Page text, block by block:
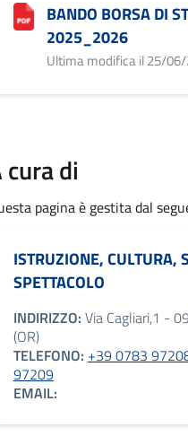
BANDO BORSA DI
2025_2026
Ultima modifica il 25/
cura di
pagina è gestita dal
ISTRUZIONE, CULTURA,
SPETTACOLO
INDIRIZZO: Via Cagliari,1 -
(OR)
TELEFONO: +39 0783
97209
EMAIL: